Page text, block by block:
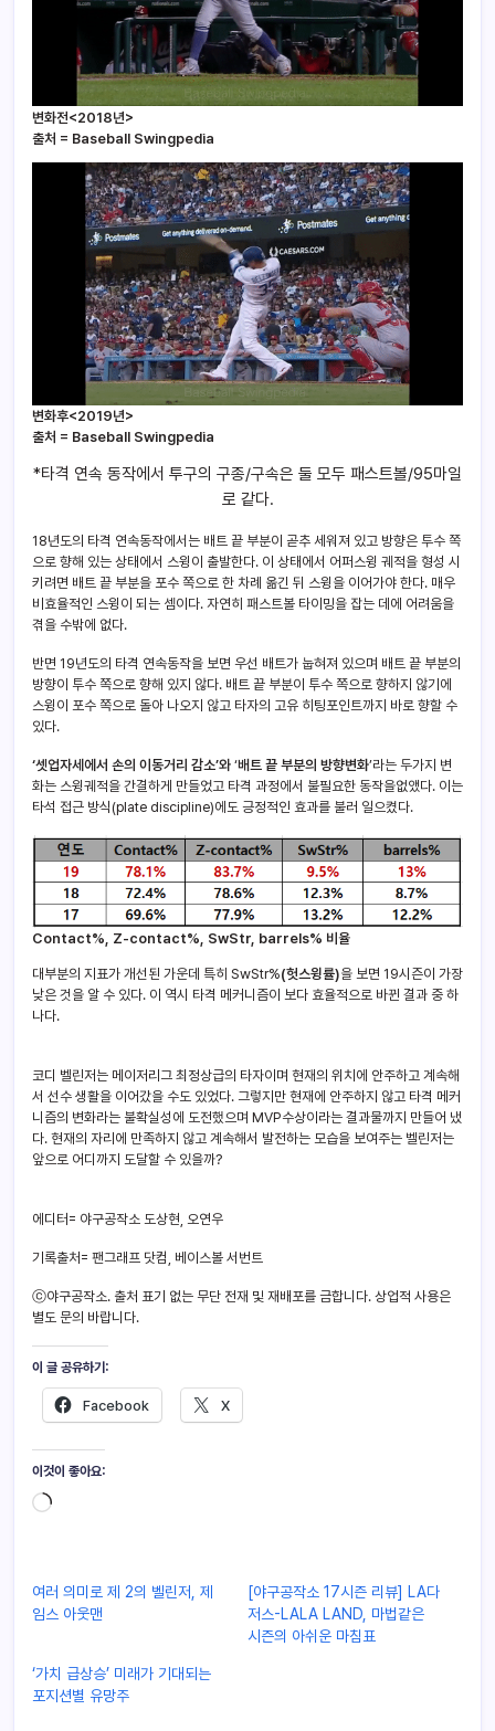
변화전<2018년>
출처 = Baseball Swingpedia
변화후<2019년>
출처 = Baseball Swingpedia
*타격 연속 동작에서 투구의 구종/구속은 둘 모두 패스트볼/95마일
로 같다.
18년도의 타격 연속동작에서는 배트 끝 부분이 곧추 세워져 있고 방향은 투수 쪽
으로 향해 있는 상태에서 스윙이 출발한다. 이 상태에서 어퍼스윙 궤적을 형성 시
키려면 배트 끝 부분을 포수 쪽으로 한 차례 옮긴 뒤 스윙을 이어가야 한다. 매우
비효율적인 스윙이 되는 셈이다. 자연히 패스트볼 타이밍을 잡는 데에 어려움을
겪을 수밖에 없다.
반면 19년도의 타격 연속동작을 보면 우선 배트가 눕혀져 있으며 배트 끝 부분의
방향이 투수 쪽으로 향해 있지 않다. 배트 끝 부분이 투수 쪽으로 향하지 않기에
스윙이 포수 쪽으로 돌아 나오지 않고 타자의 고유 히팅포인트까지 바로 향할 수
있다.
‘셋업자세에서 손의 이동거리 감소’와 ‘배트 끝 부분의 방향변화’라는 두가지 변
화는 스윙궤적을 간결하게 만들었고 타격 과정에서 불필요한 동작을없앴다. 이는
타석 접근 방식(plate discipline)에도 긍정적인 효과를 불러 일으켰다.
Contact%, Z-contact%, SwStr, barrels% 비율
대부분의 지표가 개선된 가운데 특히 SwStr%(헛스윙률)을 보면 19시즌이 가장
낮은 것을 알 수 있다. 이 역시 타격 메커니즘이 보다 효율적으로 바뀐 결과 중 하
나다.
코디 벨린저는 메이저리그 최정상급의 타자이며 현재의 위치에 안주하고 계속해
서 선수 생활을 이어갔을 수도 있었다. 그렇지만 현재에 안주하지 않고 타격 메커
니즘의 변화라는 불확실성에 도전했으며 MVP수상이라는 결과물까지 만들어 냈
다. 현재의 자리에 만족하지 않고 계속해서 발전하는 모습을 보여주는 벨린저는
앞으로 어디까지 도달할 수 있을까?
에디터= 야구공작소 도상현, 오연우
기록출처= 팬그래프 닷컴, 베이스볼 서번트
ⓒ야구공작소. 출처 표기 없는 무단 전재 및 재배포를 금합니다. 상업적 사용은
별도 문의 바랍니다.
이 글 공유하기:
Facebook X
이것이 좋아요:
여러 의미로 제 2의 벨린저, 제
임스 아웃맨
[야구공작소 17시즌 리뷰] LA다
저스-LALA LAND, 마법같은
시즌의 아쉬운 마침표
‘가치 급상승’ 미래가 기대되는
포지션별 유망주